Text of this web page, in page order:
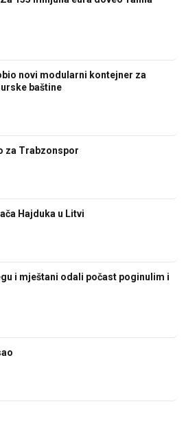
novi modularni kontejner za
baštine
za Trabzonspor
Hajduka u Litvi
i mještani odali počast poginulim i